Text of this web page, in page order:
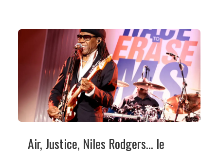
Air, Justice, Niles Rodgers… le